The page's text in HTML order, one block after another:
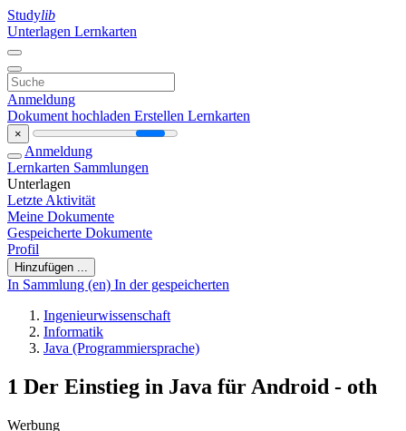
Studylib
Unterlagen Lernkarten
Anmeldung
Dokument hochladen Erstellen Lernkarten
×
Anmeldung
Lernkarten Sammlungen
Unterlagen
Letzte Aktivität
Meine Dokumente
Gespeicherte Dokumente
Profil
Hinzufügen ...
In Sammlung (en) In der gespeicherten
Ingenieurwissenschaft
Informatik
Java (Programmiersprache)
1 Der Einstieg in Java für Android - oth
Werbung